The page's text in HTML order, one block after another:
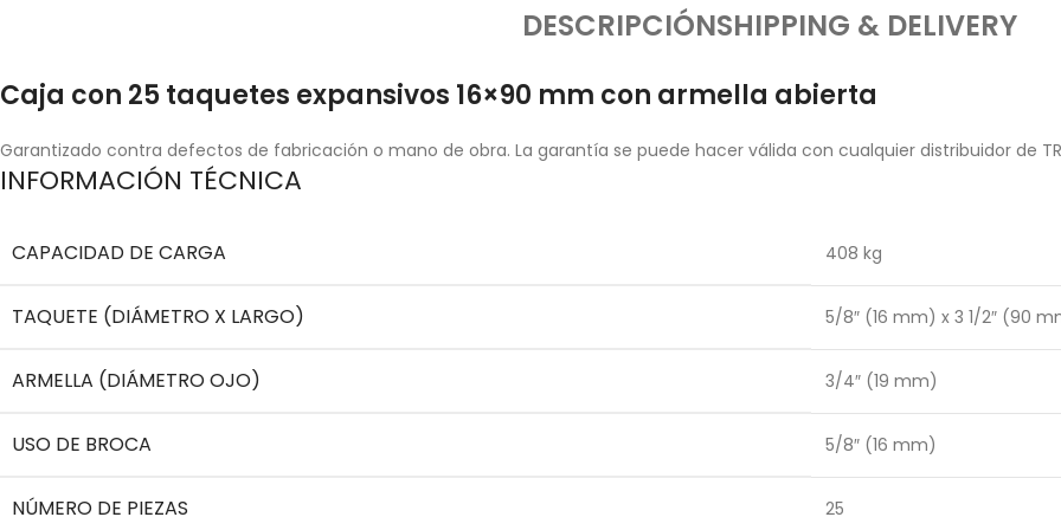
DESCRIPCIÓNSHIPPING & DELIVERY
Caja con 25 taquetes expansivos 16×90 mm con armella abierta
Garantizado contra defectos de fabricación o mano de obra. La garantía se puede hacer válida con cualquier distribuidor de
INFORMACIÓN TÉCNICA
CAPACIDAD DE CARGA 408 kg
TAQUETE (DIÁMETRO X LARGO) 5/8″ (16 mm) x 3 1/2″ (90
ARMELLA (DIÁMETRO OJO) 3/4″ (19 mm)
USO DE BROCA 5/8″ (16 mm)
NÚMERO DE PIEZAS 25